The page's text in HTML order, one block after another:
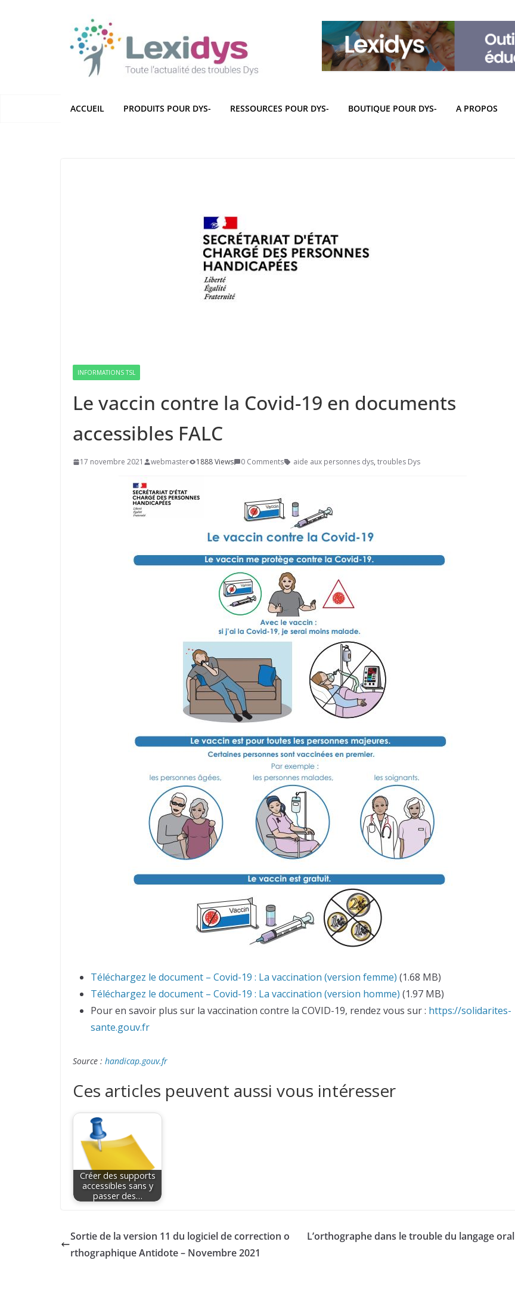
ACCUEIL PRODUITS POUR DYS- RESSOURCES POUR DYS- BOUTIQUE POUR DYS- A PROPOS
INFORMATIONS TSL
Le vaccin contre la Covid-19 en documents
accessibles FALC
17 novembre 2021 webmaster 1888 Views 0 Comments aide aux personnes dys, troubles Dys
Téléchargez le document – Covid-19 : La vaccination (version femme) (1.68 MB)
Téléchargez le document – Covid-19 : La vaccination (version homme) (1.97 MB)
Pour en savoir plus sur la vaccination contre la COVID-19, rendez vous sur : https://solidarites-
sante.gouv.fr
Source : handicap.gouv.fr
Ces articles peuvent aussi vous intéresser
Créer des supports
accessibles sans y
passer des…
Sortie de la version 11 du logiciel de correction o
rthographique Antidote – Novembre 2021
L’orthographe dans le trouble du langage oral